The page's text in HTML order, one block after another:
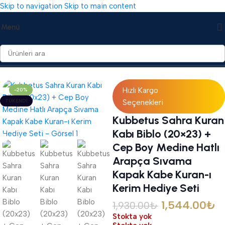
Skip to navigation Skip to main content
Menü
Ana Sayfa/Hediyelikler/Biblolar
-20%
TÜKENDI
Hızlı Kargo
Seçenekleri
Kubbetus Sahra Kuran
Kabı Biblo (20×23) +
Cep Boy Medine Hatlı
Arapça Sıvama
Kapak Kabe Kuran-ı
Kerim Hediye Seti
1,930.00₺ 1,544.00₺
Stokta yok